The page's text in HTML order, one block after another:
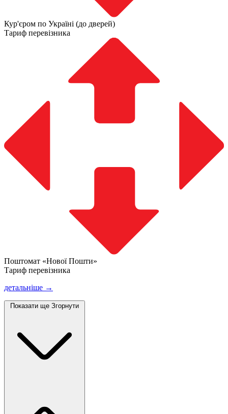
Кур'єром по Україні (до дверей)
Тариф перевізника
Поштомат «Нової Пошти»
Тариф перевізника
детальніше →
Показати ще Згорнути